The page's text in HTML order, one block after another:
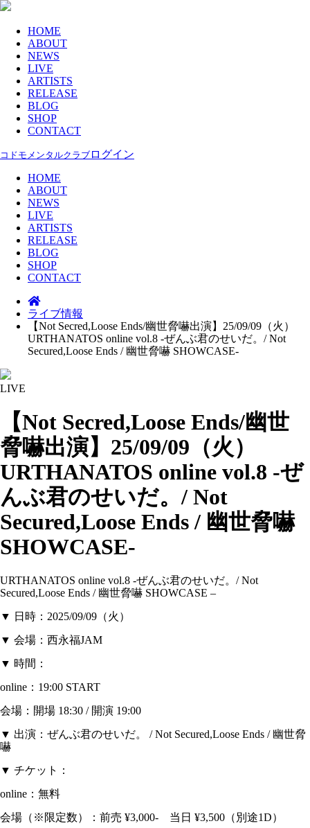
HOME
ABOUT
NEWS
LIVE
ARTISTS
RELEASE
BLOG
SHOP
CONTACT
コドモメンタルクラブ ログイン
HOME
ABOUT
NEWS
LIVE
ARTISTS
RELEASE
BLOG
SHOP
CONTACT
ライブ情報
【Not Secred,Loose Ends/幽世脅嚇出演】25/09/09（火）
URTHANATOS online vol.8 -ぜんぶ君のせいだ。/ Not
Secured,Loose Ends / 幽世脅嚇 SHOWCASE-
LIVE
【Not Secred,Loose Ends/幽世
脅嚇出演】25/09/09（火）
URTHANATOS online vol.8 -ぜ
んぶ君のせいだ。/ Not
Secured,Loose Ends / 幽世脅嚇
SHOWCASE-
URTHANATOS online vol.8 -ぜんぶ君のせいだ。/ Not
Secured,Loose Ends / 幽世脅嚇 SHOWCASE –
▼ 日時：2025/09/09（火）
▼ 会場：西永福JAM
▼ 時間：
online：19:00 START
会場：開場 18:30 / 開演 19:00
▼ 出演：ぜんぶ君のせいだ。 / Not Secured,Loose Ends / 幽世脅
嚇
▼ チケット：
online：無料
会場（※限定数）：前売 ¥3,000- 当日 ¥3,500（別途1D）